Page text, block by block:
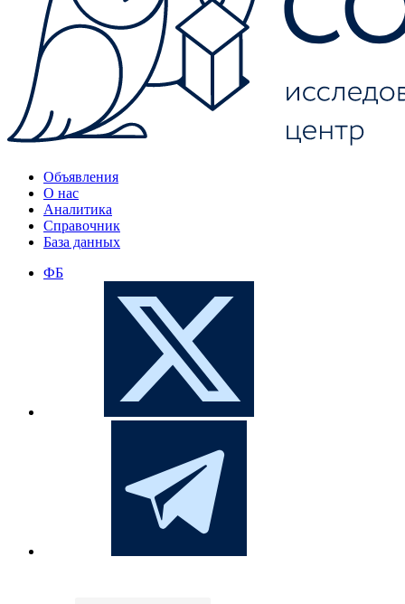
Объявления
О нас
Аналитика
Справочник
База данных
ФБ